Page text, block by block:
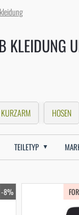
KLEIDUNG
KURZARM HOSEN
TEILETYP
-8%